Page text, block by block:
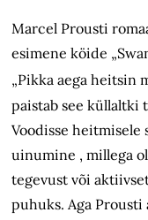
Marcel Prousti
esimene köide
„Pikka aega heitsin
paistab see küllaltki
Voodisse heitmisele
uinumine , millega
tegevust või
puhuks. Aga Prousti